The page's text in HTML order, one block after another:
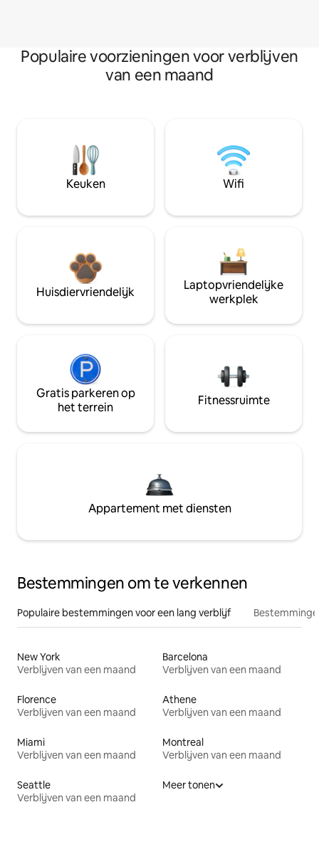
Populaire voorzieningen voor verblijven
van een maand
Keuken Wifi
Huisdiervriendelijk
Laptopvriendelijke
werkplek
Gratis parkeren op
het terrein
Fitnessruimte
Appartement met diensten
Bestemmingen om te verkennen
Populaire bestemmingen voor een lang verblijf
New York
Verblijven van een maand
Barcelona
Verblijven van een maand
Florence
Verblijven van een maand
Athene
Verblijven van een maand
Miami
Verblijven van een maand
Montreal
Verblijven van een maand
Seattle
Verblijven van een maand
Meer tonen